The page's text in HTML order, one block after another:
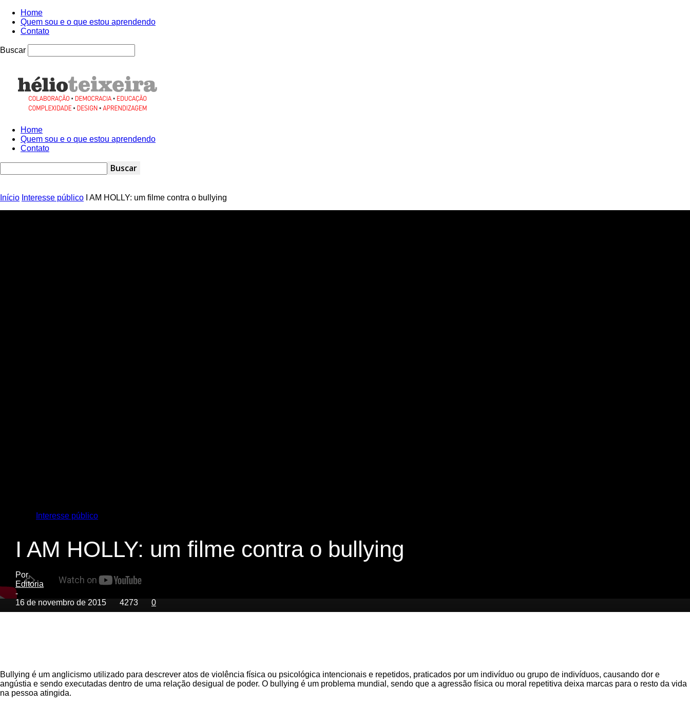
Home
Quem sou e o que estou aprendendo
Contato
Buscar
Teixeira
Home
Quem sou e o que estou aprendendo
Contato
Início Interesse público I AM HOLLY: um filme contra o bullying
Interesse público
I AM HOLLY: um filme contra o bullying
Por
Editoria
-
16 de novembro de 2015
4273 0
Bullying é um anglicismo utilizado para descrever atos de violência física ou psicológica intencionais e repetidos, praticados por um indivíduo ou grupo de indivíduos, causando dor e
angústia e sendo executadas dentro de uma relação desigual de poder. O bullying é um problema mundial, sendo que a agressão física ou moral repetitiva deixa marcas para o resto da vida
na pessoa atingida.